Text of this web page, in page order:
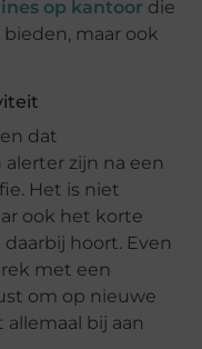
op kantoor die
maar ook
dat
zijn na een
Het is niet
ook het korte
hoort. Even
met een
om op nieuwe
bij aan